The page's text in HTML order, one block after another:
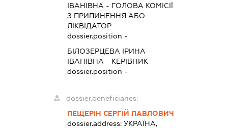
ІВАНІВНА - ГОЛОВА КОМІСІЇ
З ПРИПИНЕННЯ АБО
ЛІКВІДАТОР
dossier.position -
БІЛОЗЕРЦЕВА ІРИНА
ІВАНІВНА - КЕРІВНИК
dossier.position -
dossier.beneficiaries:
ПЕЩЕРІН СЕРГІЙ ПАВЛОВИЧ
dossier.address: УКРАЇНА,